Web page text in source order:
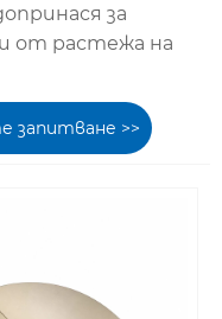
за
от растежа на
запитване >>